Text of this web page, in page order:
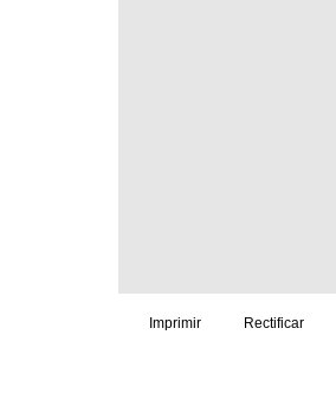
Imprimir Rectificar